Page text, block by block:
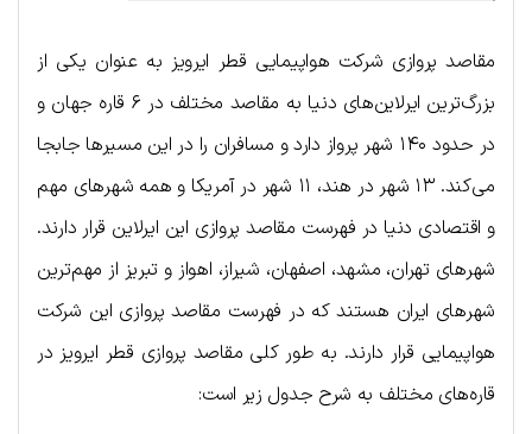
مقاصد پروازی شرکت هواپیمایی قطر ایرویز به عنوان یکی از
بزرگ‌ترین ایرلاین‌های دنیا به مقاصد مختلف در ۶ قاره جهان و
در حدود ۱۴۰ شهر پرواز دارد و مسافران را در این مسیرها جابجا
می‌کند. ۱۳ شهر در هند، ۱۱ شهر در آمریکا و همه شهرهای مهم
و اقتصادی دنیا در فهرست مقاصد پروازی این ایرلاین قرار دارند.
شهرهای تهران، مشهد، اصفهان، شیراز،‌ اهواز و تبریز از مهم‌ترین
شهرهای ایران هستند که در فهرست مقاصد پروازی این شرکت
هواپیمایی قرار دارند. به طور کلی مقاصد پروازی قطر ایرویز در
قاره‌های مختلف به شرح جدول زیر است: